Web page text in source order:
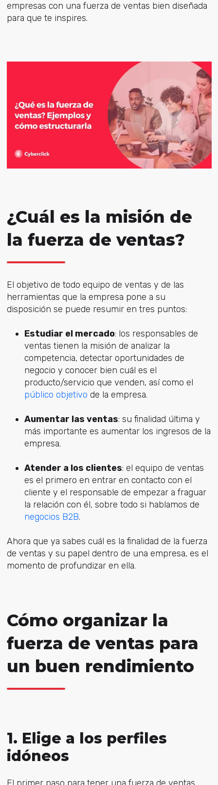
empresas con una fuerza de ventas bien diseñada
para que te inspires.
¿Cuál es la misión de
la fuerza de ventas?
El objetivo de todo equipo de ventas y de las
herramientas que la empresa pone a su
disposición se puede resumir en tres puntos:
Estudiar el mercado: los responsables de
ventas tienen la misión de analizar la
competencia, detectar oportunidades de
negocio y conocer bien cuál es el
producto/servicio que venden, así como el
público objetivo de la empresa.
Aumentar las ventas: su finalidad última y
más importante es aumentar los ingresos de la
empresa.
Atender a los clientes: el equipo de ventas
es el primero en entrar en contacto con el
cliente y el responsable de empezar a fraguar
la relación con él, sobre todo si hablamos de
negocios B2B.
Ahora que ya sabes cuál es la finalidad de la fuerza
de ventas y su papel dentro de una empresa, es el
momento de profundizar en ella.
Cómo organizar la
fuerza de ventas para
un buen rendimiento
1. Elige a los perfiles
idóneos